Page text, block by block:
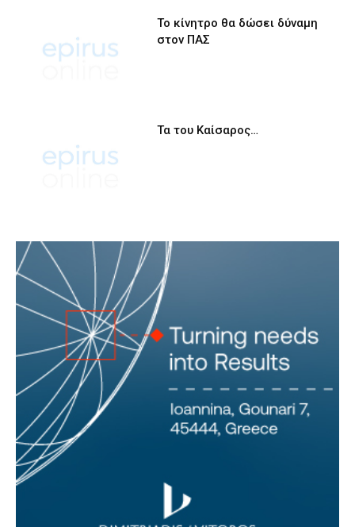
Το κίνητρο θα δώσει δύναμη
στον ΠΑΣ
Τα του Καίσαρος…